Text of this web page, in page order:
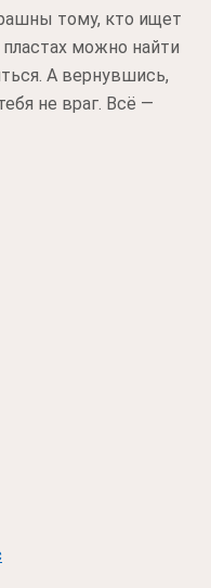
тому, кто ищет
можно найти
А вернувшись,
не враг. Всё —